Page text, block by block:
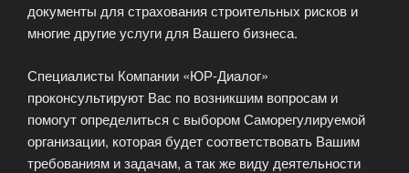
документы для страхования строительных рисков и
многие другие услуги для Вашего бизнеса.
Специалисты Компании «ЮР-Диалог»
проконсультируют Вас по возникшим вопросам и
помогут определиться с выбором Саморегулируемой
организации, которая будет соответствовать Вашим
требованиям и задачам, а так же виду деятельности